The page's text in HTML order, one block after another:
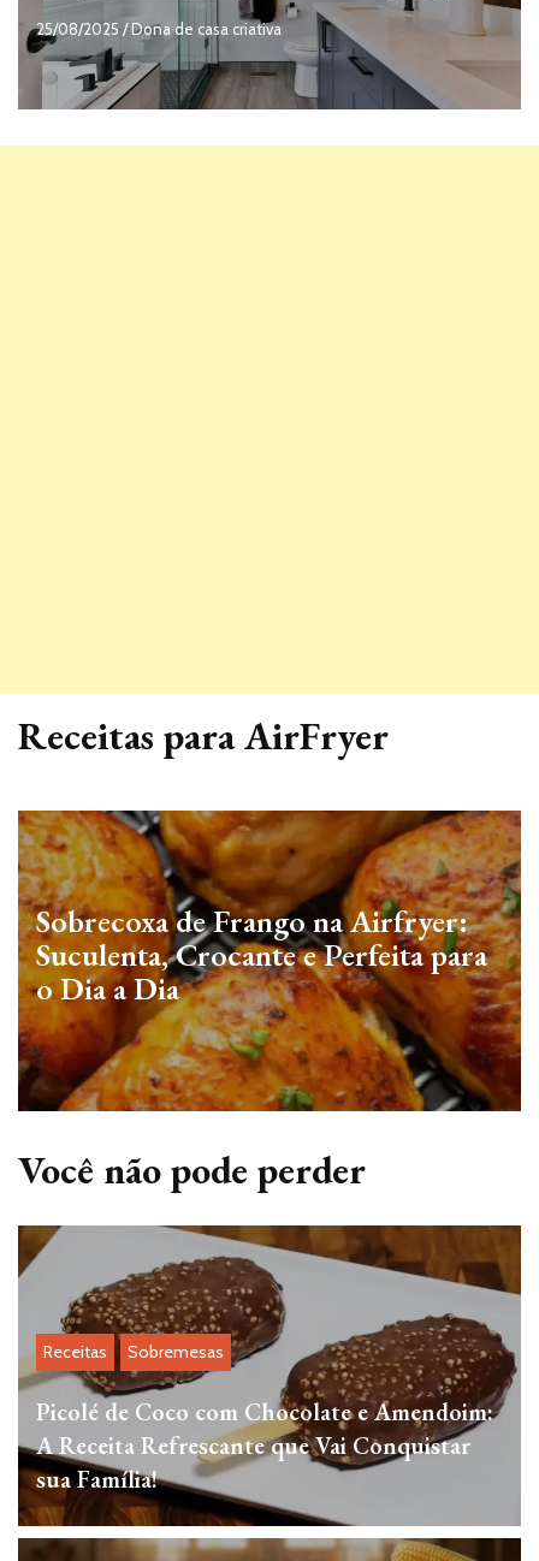
25/08/2025 /Dona de casa criativa
Receitas para AirFryer
Sobrecoxa de Frango na Airfryer:
Suculenta, Crocante e Perfeita para
o Dia a Dia
Você não pode perder
Receitas Sobremesas
Picolé de Coco com Chocolate e Amendoim:
A Receita Refrescante que Vai Conquistar
sua Família!